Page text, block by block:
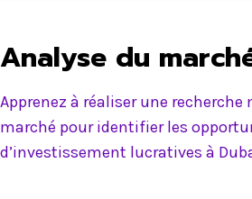
Analyse du
Apprenez à réaliser une
marché pour identifier les
d’investissement lucratives à